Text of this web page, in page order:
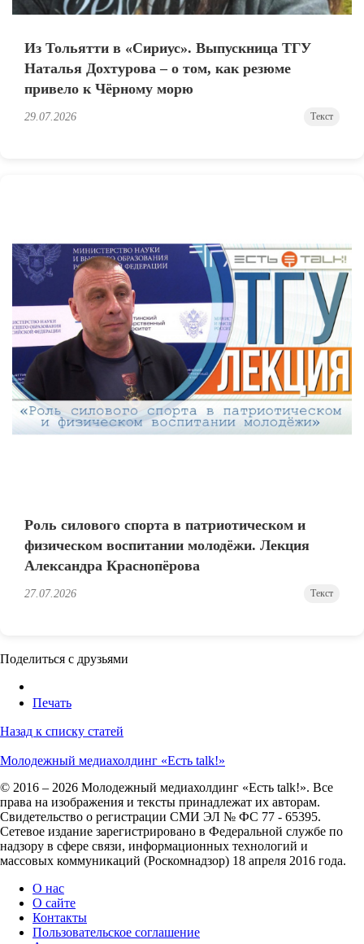
Из Тольятти в «Сириус». Выпускница ТГУ
Наталья Дохтурова – о том, как резюме
привело к Чёрному морю
29.07.2026 Текст
Роль силового спорта в патриотическом и
физическом воспитании молодёжи. Лекция
Александра Краснопёрова
27.07.2026 Текст
Поделиться с друзьями
Печать
Назад к списку статей
Молодежный медиахолдинг «Есть talk!»
© 2016 – 2026 Молодежный медиахолдинг «Есть talk!». Все
права на изображения и тексты принадлежат их авторам.
Свидетельство о регистрации СМИ ЭЛ № ФС 77 - 65395.
Сетевое издание зарегистрировано в Федеральной службе по
надзору в сфере связи, информационных технологий и
массовых коммуникаций (Роскомнадзор) 18 апреля 2016 года.
О нас
О сайте
Контакты
Пользовательское соглашение